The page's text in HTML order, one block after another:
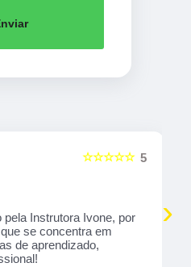
5
☆☆☆☆☆
pela Instrutora Ivone, por
se concentra em
de aprendizado,
›